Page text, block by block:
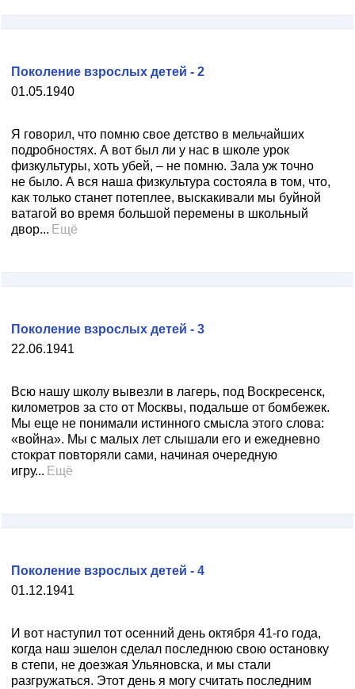
01.05.1940
Поколение взрослых детей - 2
Я говорил, что помню свое детство в мельчайших
подробностях. А вот был ли у нас в школе урок
физкультуры, хоть убей, – не помню. Зала уж точно
не было. А вся наша физкультура состояла в том, что,
как только станет потеплее, выскакивали мы буйной
ватагой во время большой перемены в школьный
двор... Ещё
22.06.1941
Поколение взрослых детей - 3
Всю нашу школу вывезли в лагерь, под Воскресенск,
километров за сто от Москвы, подальше от бомбежек.
Мы еще не понимали истинного смысла этого слова:
«война». Мы с малых лет слышали его и ежедневно
стократ повторяли сами, начиная очередную
игру... Ещё
01.12.1941
Поколение взрослых детей - 4
И вот наступил тот осенний день октября 41-го года,
когда наш эшелон сделал последнюю свою остановку
в степи, не доезжая Ульяновска, и мы стали
разгружаться. Этот день я могу считать последним